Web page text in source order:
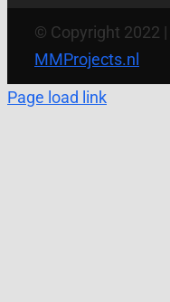
© Copyright 2022 |
MMProjects.nl
Page load link